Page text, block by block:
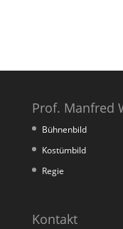
Prof. Manfred
Bühnenbild
Kostümbild
Regie
Kontakt